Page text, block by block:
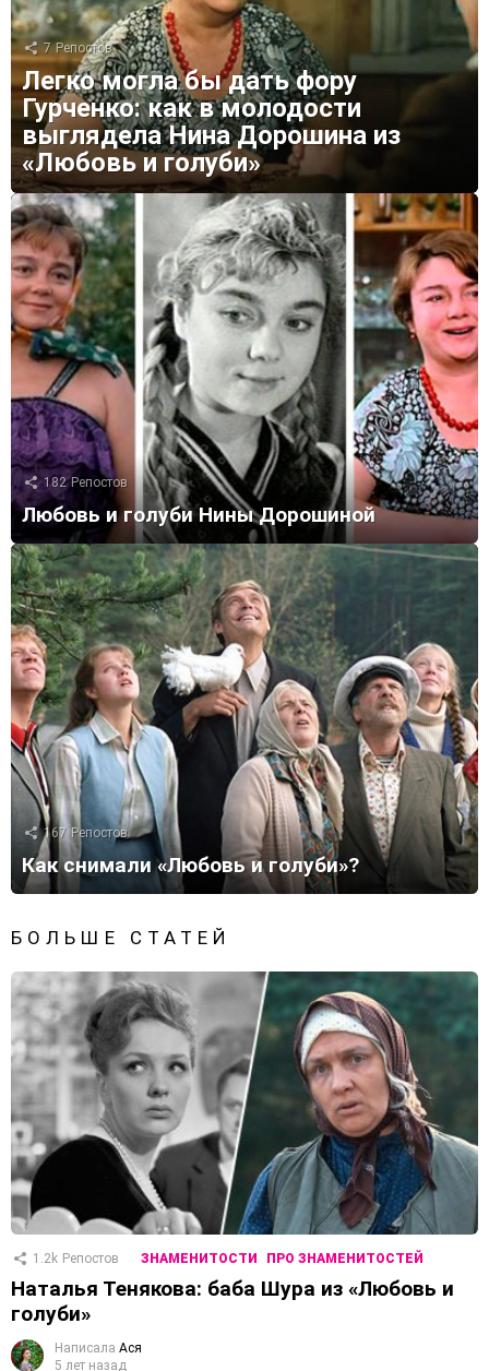
7 Репостов
Легко могла бы дать фору
Гурченко: как в молодости
выглядела Нина Дорошина из
«Любовь и голуби»
182 Репостов
Любовь и голуби Нины Дорошиной
167 Репостов
Как снимали «Любовь и голуби»?
БОЛЬШЕ СТАТЕЙ
1.2k Репостов ЗНАМЕНИТОСТИ ПРО ЗНАМЕНИТОСТЕЙ
Наталья Тенякова: баба Шура из «Любовь и
голуби»
Написала Ася
5 лет назад